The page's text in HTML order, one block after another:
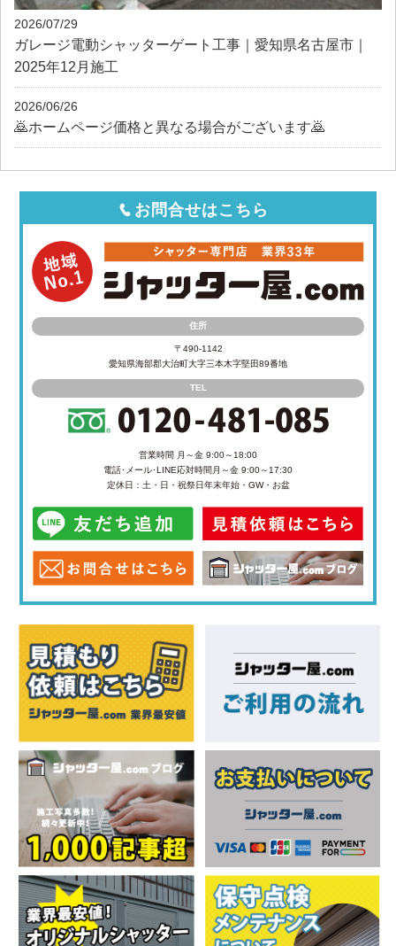
2026/07/29
ガレージ電動シャッターゲート工事｜愛知県名古屋市｜
2025年12月施工
2026/06/26
🙇ホームページ価格と異なる場合がございます🙇
お問合せはこちら
住所
〒490-1142
愛知県海部郡大治町大字三本木字堅田89番地
TEL
営業時間 月～金 9:00～18:00
電話･メール･LINE応対時間 月～金 9:00～17:30
定休日：土・日・祝祭日年末年始・GW・お盆